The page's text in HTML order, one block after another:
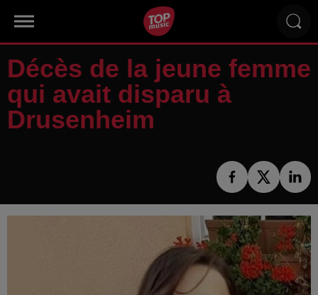
Décès de la jeune femme
qui avait disparu à
Drusenheim